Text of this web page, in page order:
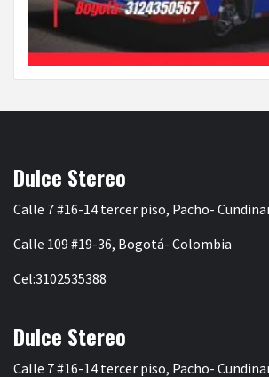
Dulce Stereo
Calle 7 #16-14 tercer piso, Pacho-
Calle 109 #19-36, Bogotá- Colombia
Cel:3102535388
Dulce Stereo
Calle 7 #16-14 tercer piso, Pacho-